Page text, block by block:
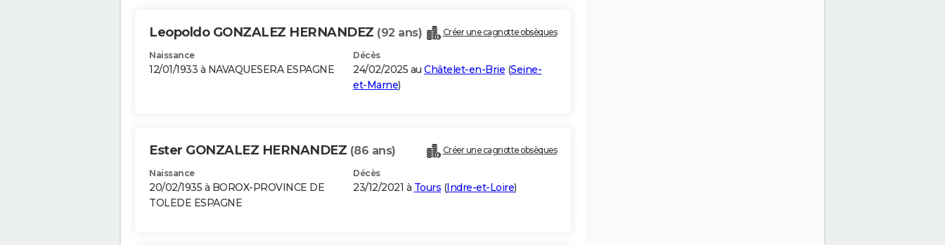
Leopoldo GONZALEZ HERNANDEZ (92 ans) Créer une cagnotte obsèques
Naissance
12/01/1933 à NAVAQUESERA ESPAGNE
Décès
24/02/2025 au Châtelet-en-Brie (Seine-
et-Marne)
Ester GONZALEZ HERNANDEZ (86 ans) Créer une cagnotte obsèques
Naissance
20/02/1935 à BOROX-PROVINCE DE
TOLEDE ESPAGNE
Décès
23/12/2021 à Tours (Indre-et-Loire)